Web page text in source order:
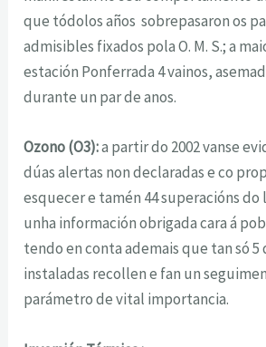
que tódolos años sobrepasaron os
admisibles fixados pola O. M. S.; a
estación Ponferrada 4 vainos,
durante un par de anos.
Ozono (O3):a partir do 2002 vanse
dúas alertas non declaradas e co
esquecer e tamén 44 superacións do
unha información obrigada cara á
tendo en conta ademais que tan só 5
instaladas recollen e fan un
parámetro de vital importancia.